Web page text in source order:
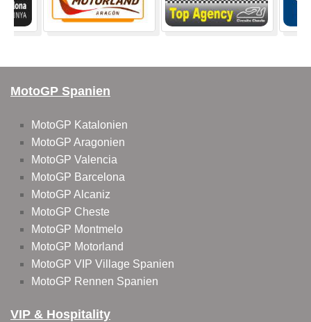
MotoGP Spanien
MotoGP Katalonien
MotoGP Aragonien
MotoGP Valencia
MotoGP Barcelona
MotoGP Alcaniz
MotoGP Cheste
MotoGP Montmelo
MotoGP Motorland
MotoGP VIP Village Spanien
MotoGP Rennen Spanien
VIP & Hospitality